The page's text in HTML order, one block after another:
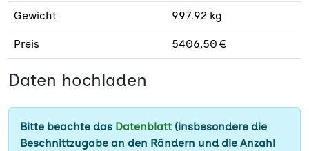
Gewicht 997.92 kg
Preis 5406,50 €
Daten hochladen
Bitte beachte das Datenblatt (insbesondere die
Beschnittzugabe an den Rändern und die Anzahl